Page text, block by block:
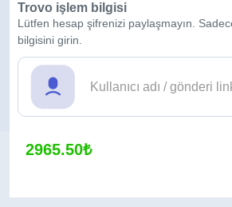
Trovo işlem bilgisi
Lütfen hesap şifrenizi paylaşmayın.
bilgisini girin.
2965.50₺